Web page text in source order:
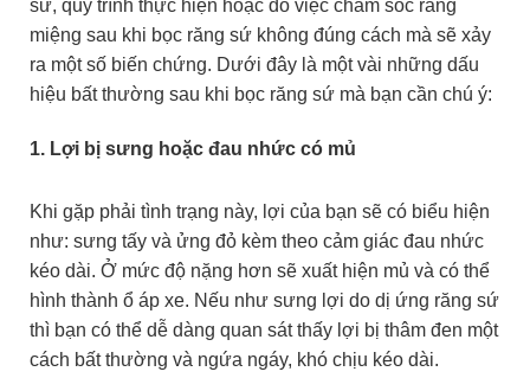
sứ, quy trình thực hiện hoặc do việc chăm sóc răng
miệng sau khi bọc răng sứ không đúng cách mà sẽ xảy
ra một số biến chứng. Dưới đây là một vài những dấu
hiệu bất thường sau khi bọc răng sứ mà bạn cần chú ý:
1. Lợi bị sưng hoặc đau nhức có mủ
Khi gặp phải tình trạng này, lợi của bạn sẽ có biểu hiện
như: sưng tấy và ửng đỏ kèm theo cảm giác đau nhức
kéo dài. Ở mức độ nặng hơn sẽ xuất hiện mủ và có thể
hình thành ổ áp xe. Nếu như sưng lợi do dị ứng răng sứ
thì bạn có thể dễ dàng quan sát thấy lợi bị thâm đen một
cách bất thường và ngứa ngáy, khó chịu kéo dài.